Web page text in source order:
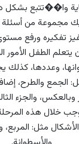
وا��تتبع بشكل
مجموعة من
تفكيره ورفع
الطفل الأمور
وعددها،
الجمع والطرح،
وبالعكس، والجزء
خلال هذه
مثل: المربع،